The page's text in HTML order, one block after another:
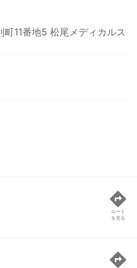
11番地5 松尾メディカルス
ルート
を見る